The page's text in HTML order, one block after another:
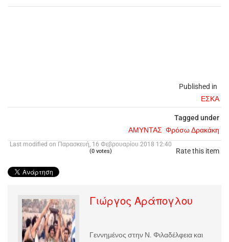
Published in
ΕΣΚΑ
Tagged under
ΑΜΥΝΤΑΣ Φρόσω Δρακάκη
Rate this item
(0 votes)
Last modified on Παρασκευή, 16 Φεβρουαρίου 2018 12:40
Γιώργος Αράπογλου
Γεννημένος στην Ν. Φιλαδέλφεια και